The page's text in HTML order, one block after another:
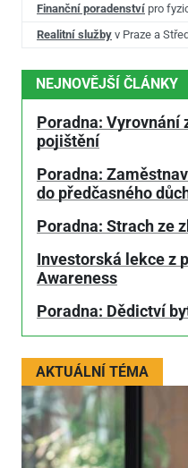
Finanční poradenství pro
Realitní služby v Praze a
NEJNOVĚJŠÍ ČLÁNKY
Poradna: Vyrovnání
pojištění
Poradna:
do předčasného
Poradna: Strach ze
Investorská lekce z
Awareness
Poradna: Dědictví
AKTUÁLNÍ TÉMA